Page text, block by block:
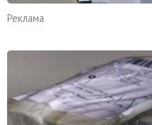
Реклама